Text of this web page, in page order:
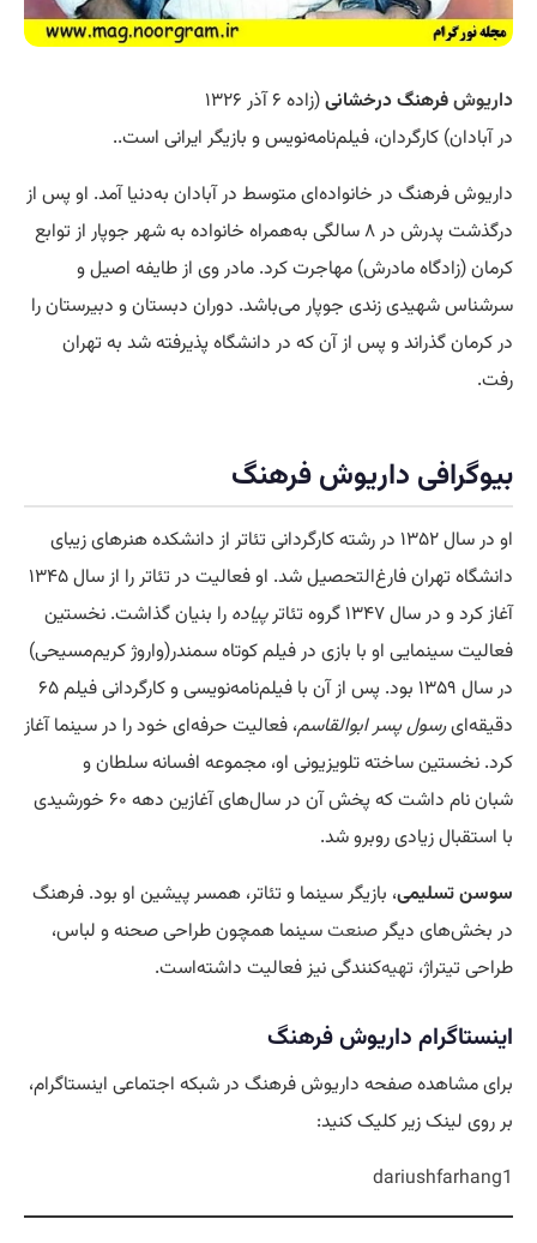
داریوشفرهنگ درخشانی
(زاده ۶ آذر ۱۳۲۶
در آبادان) کارگردان، فیلم‌نامه‌نویس و بازیگر ایرانی است..
داریوش فرهنگ در خانواده‌ای متوسط در آبادان به‌دنیا آمد. او پس از
درگذشت پدرش در ۸ سالگی به‌همراه خانواده به شهر جوپار از توابع
کرمان (زادگاه مادرش) مهاجرت کرد. مادر وی از طایفه اصیل و
سرشناس شهیدی زندی جوپار می‌باشد. دوران دبستان و دبیرستان را
در کرمان گذراند و پس از آن که در دانشگاه پذیرفته شد به تهران
رفت.
بیوگرافی داریوش فرهنگ
او در سال ۱۳۵۲ در رشته کارگردانی تئاتر از دانشکده هنرهای زیبای
دانشگاه تهران فارغ‌التحصیل شد. او فعالیت در تئاتر را از سال ۱۳۴۵
آغاز کرد و در سال ۱۳۴۷ گروه تئاتر
پیاده را بنیان گذاشت. نخستین
فعالیت سینمایی او با بازی در فیلم کوتاه سمندر(واروژ کریم‌مسیحی)
در سال ۱۳۵۹ بود. پس از آن با فیلم‌نامه‌نویسی و کارگردانی فیلم ۶۵
دقیقه‌ایرسول پسر ابوالقاسم، فعالیت حرفه‌ای خود را در سینما آغاز
کرد. نخستین ساخته تلویزیونی او، مجموعه افسانه سلطان و
شبان نام داشت که پخش آن در سال‌های آغازین دهه ۶۰ خورشیدی
با استقبال زیادی روبرو شد.
سوسن تسلیمی، بازیگر سینما و تئاتر، همسر پیشین او بود. فرهنگ
در بخش‌های دیگرصنعتسینما همچون طراحی صحنه و لباس،
طراحی تیتراژ، تهیه‌کنندگی نیز فعالیت داشته‌است.
اینستاگرام داریوش فرهنگ
برای مشاهده صفحه داریوش فرهنگ در شبکه اجتماعی اینستاگرام،
بر روی لینک زیر کلیک کنید:
dariushfarhang1